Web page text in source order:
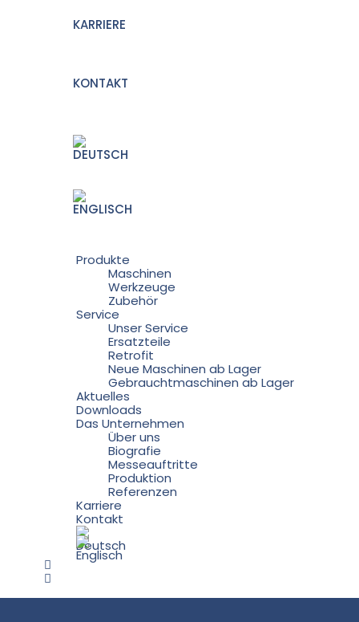
KARRIERE
KONTAKT
Produkte
Maschinen
Werkzeuge
Zubehör
Service
Unser Service
Ersatzteile
Retrofit
Neue Maschinen ab Lager
Gebrauchtmaschinen ab Lager
Aktuelles
Downloads
Das Unternehmen
Über uns
Biografie
Messeauftritte
Produktion
Referenzen
Karriere
Kontakt